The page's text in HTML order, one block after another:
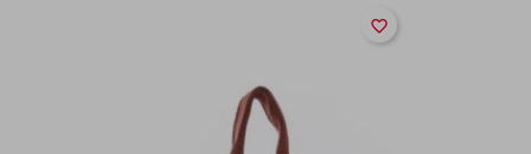
favorite_border